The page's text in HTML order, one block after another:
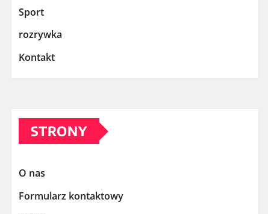
Sport
rozrywka
Kontakt
STRONY
O nas
Formularz kontaktowy